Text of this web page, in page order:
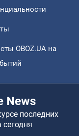
OBOZ.UA на
News
последних